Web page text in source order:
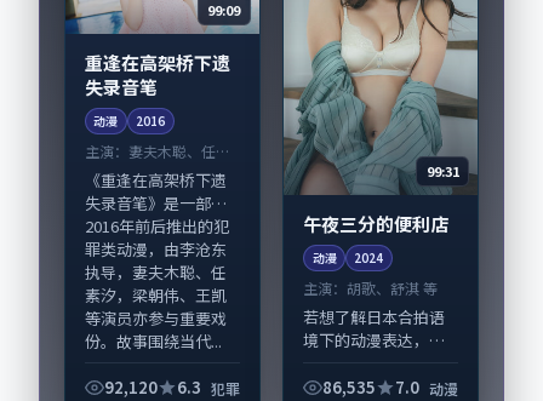
99:09
重逢在高架桥下遗
失录音笔
动漫 2016
主演： 妻夫木聪、任素
汐 等
《重逢在高架桥下遗
失录音笔》是一部
2016年前后推出的犯
罪类动漫，由李沧东
执导，妻夫木聪、任
素汐，梁朝伟、王凯
等演员亦参与重要戏
份。故事围绕当代...
92,120 6.3 犯罪
99:31
午夜三分的便利店
动漫 2024
主演： 胡歌、舒淇 等
若想了解日本合拍语
境下的动漫表达，
店》值得关注：剧情
86,535 7.0 动漫